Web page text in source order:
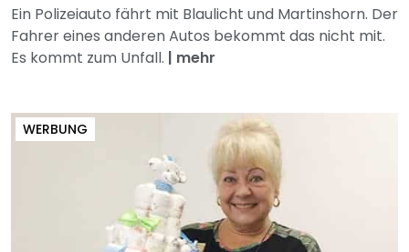
Ein Polizeiauto fährt mit Blaulicht und Martinshorn. Der
Fahrer eines anderen Autos bekommt das nicht mit.
Es kommt zum Unfall. | mehr
WERBUNG